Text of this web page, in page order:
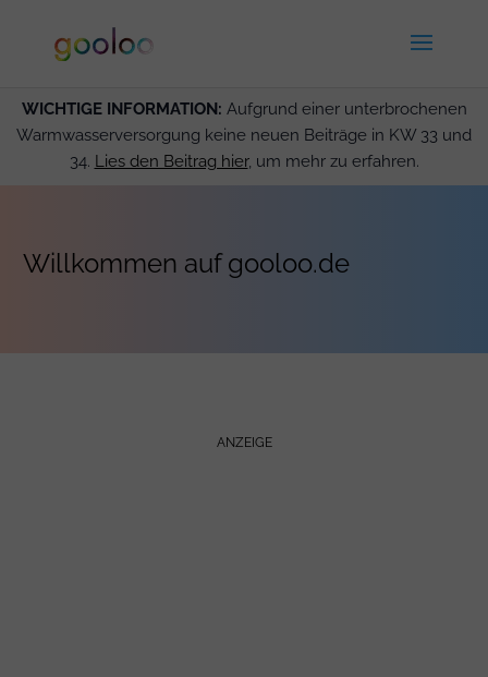
WICHTIGE INFORMATION: Aufgrund einer unterbrochenen
Warmwasserversorgung keine neuen Beiträge in KW 33 und
34. Lies den Beitrag hier, um mehr zu erfahren.
Willkommen auf gooloo.de